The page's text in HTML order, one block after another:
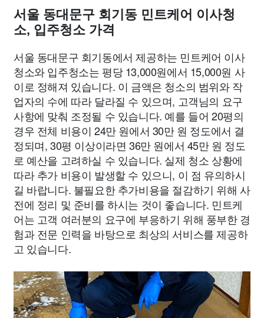
서울 동대문구 회기동 민트케어 이사청
소, 입주청소 가격
서울 동대문구 회기동에서 제공하는 민트케어 이사
청소와 입주청소는 평당 13,000원에서 15,000원 사
이로 정해져 있습니다. 이 금액은 청소의 범위와 작
업자의 수에 따라 달라질 수 있으며, 고객님의 요구
사항에 맞춰 조정될 수 있습니다. 예를 들어 20평의
경우 전체 비용이 24만 원에서 30만 원 정도에서 결
정되며, 30평 이상이라면 36만 원에서 45만 원 정도
로 예산을 고려하실 수 있습니다. 실제 청소 상황에
따라 추가 비용이 발생할 수 있으니, 이 점 유의하시
길 바랍니다. 불필요한 추가비용을 절감하기 위해 사
전에 정리 및 준비를 하시는 것이 좋습니다. 민트케
어는 고객 여러분의 요구에 부응하기 위해 풍부한 경
험과 전문 인력을 바탕으로 최상의 서비스를 제공하
고 있습니다.